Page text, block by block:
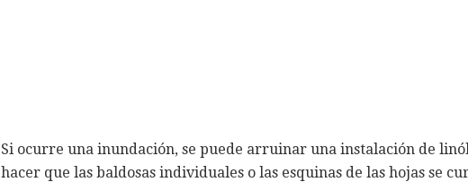
Si ocurre una inundación, se puede arruinar una instalación de
hacer que las baldosas individuales o las esquinas de las hojas se